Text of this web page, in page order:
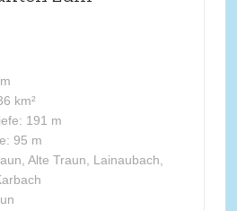
km²
191 m
95 m
Alte Traun, Lainaubach,